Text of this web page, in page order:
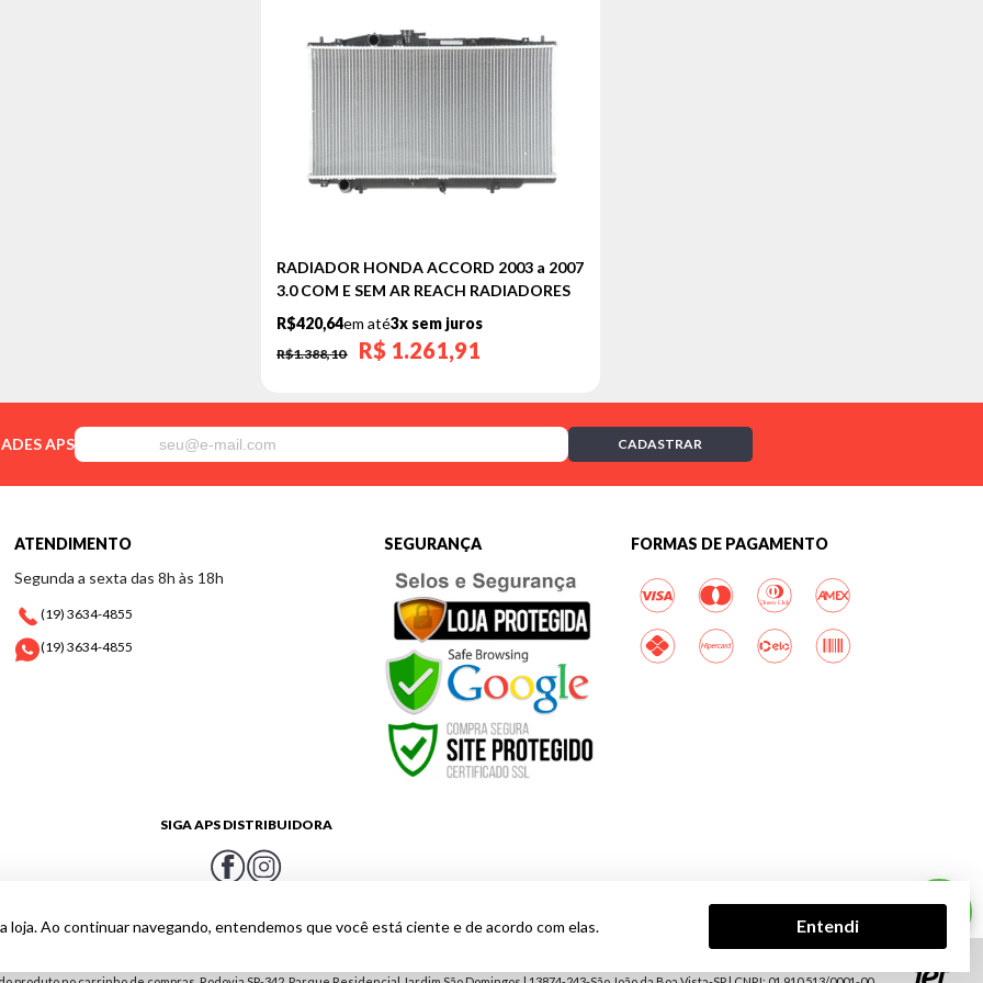
RADIADOR HONDA ACCORD 2003 a 2007
3.0 COM E SEM AR REACH RADIADORES
R$420,64em até3x sem juros
R$1.388,10 R$ 1.261,91
loja. Ao continuar navegando, entendemos que você está ciente e de acordo com elas. Entendi
APS CADASTRAR
ATENDIMENTO
Segunda a sexta das 8h às 18h
(19) 3634-4855
(19) 3634-4855
SEGURANÇA FORMAS DE PAGAMENTO
SIGA APS DISTRIBUIDORA
Tecnologia